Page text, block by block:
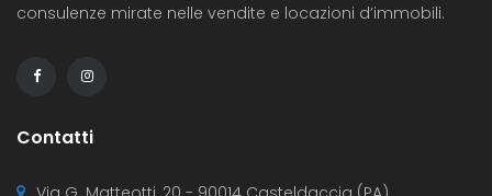
consulenze mirate nelle vendite e locazioni d’immobili.
Contatti